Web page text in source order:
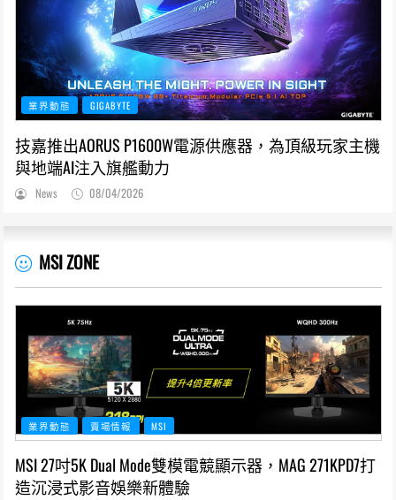
業界動態 GIGABYTE
技嘉推出AORUS P1600W電源供應器，為頂級玩家主機
與地端AI注入旗艦動力
News 08/04/2026
MSI ZONE
業界動態 賣場情報 MSI
MSI 27吋5K Dual Mode雙模電競顯示器，MAG 271KPD7打
造沉浸式影音娛樂新體驗